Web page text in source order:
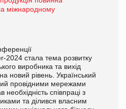
міжнародному
2024 стала тема розвитку
виробника та вихід
новий рівень. Український
провідними мережами
необхідність співпраці з
та ділився власним